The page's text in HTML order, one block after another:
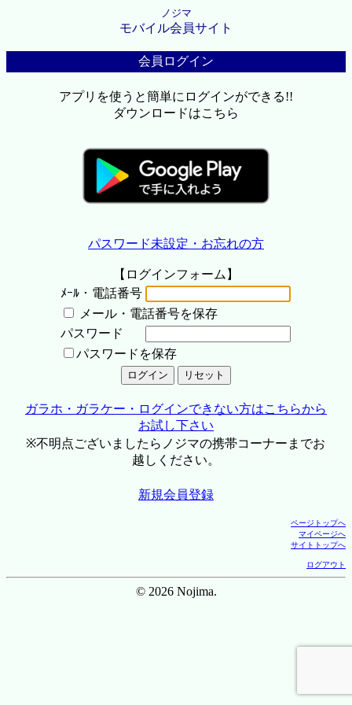
ノジマ
モバイル会員サイト
会員ログイン
アプリを使うと簡単にログインができる!!
ダウンロードはこちら
パスワード未設定・お忘れの方
【ログインフォーム】
ﾒｰﾙ・電話番号
メール・電話番号を保存
パスワード
パスワードを保存
ガラホ・ガラケー・ログインできない方はこちらから
お試し下さい
※不明点ございましたらノジマの携帯コーナーまでお
越しください。
新規会員登録
ページトップへ
マイページへ
サイトトップへ
ログアウト
© 2026 Nojima.